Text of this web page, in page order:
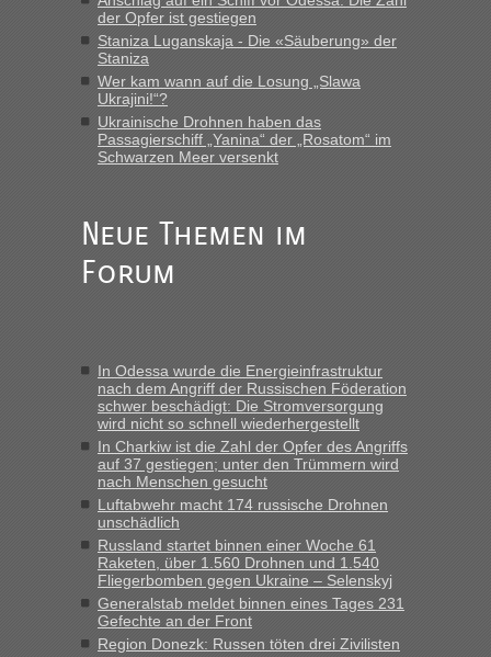
Verbindung von Deutschland...“
Recht, Visa und Dokumente • Re: Deklaration
gebrauchter Kleidung beim Zoll
„Vielen Dank, mit einem Briefchen meiner Frau im Gepäck
gab es keine Probleme“
fast 11 Milliarden aufgedeckt
„Am besten wäre natürlich, wenn die Frau mit dabei ist.
Alleinreisende Männer stehen schließlich immer unter
Milliarden aufgedeckt
„Kein Zoll. Du musst an sich nur sagen dass das privat ist
und du nicht damit handeln willst. So lange das nicht
Originalverpackt ist und ersichlich das nicht neu sollte es
keine Probleme geben“
Recht, Visa und Dokumente • Deklaration
gebrauchter Kleidung beim Zoll
„Hallo Leute, ich weiß nicht, ob ich hier richtig bin mit meiner
Anfrage. Ich möchte 4 Umzugskartons mit gebrauchter
Straßen Kleidung bei der Einreise in die Ukraine
mitnehmen. Es ist gebrauchte Kleidung...“
der Opfer ist gestiegen
Staniza Luganskaja - Die «Säuberung» der
Staniza
Wer kam wann auf die Losung „Slawa
Ukrajini!“?
Ukrainische Drohnen haben das
Passagierschiff „Yanina“ der „Rosatom“ im
Schwarzen Meer versenkt
Neue Themen im
Forum
In Odessa wurde die Energieinfrastruktur
nach dem Angriff der Russischen Föderation
schwer beschädigt: Die Stromversorgung
wird nicht so schnell wiederhergestellt
In Charkiw ist die Zahl der Opfer des Angriffs
auf 37 gestiegen; unter den Trümmern wird
nach Menschen gesucht
Luftabwehr macht 174 russische Drohnen
unschädlich
Russland startet binnen einer Woche 61
Raketen, über 1.560 Drohnen und 1.540
Fliegerbomben gegen Ukraine – Selenskyj
Generalstab meldet binnen eines Tages 231
Gefechte an der Front
Region Donezk: Russen töten drei Zivilisten